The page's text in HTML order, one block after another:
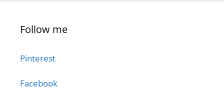
Follow me
Pinterest
Facebook